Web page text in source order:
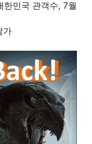
한민국 관객수, 7월
가